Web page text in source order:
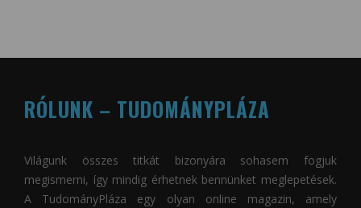
RÓLUNK – TUDOMÁNYPLÁZA
Világunk összes titkát bizonyára sohasem fogjuk
megismerni, így mindig érhetnek bennünket meglepetések.
A TudományPláza egy olyan online magazin, amely